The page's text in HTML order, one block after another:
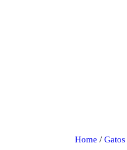
Home / Gatos